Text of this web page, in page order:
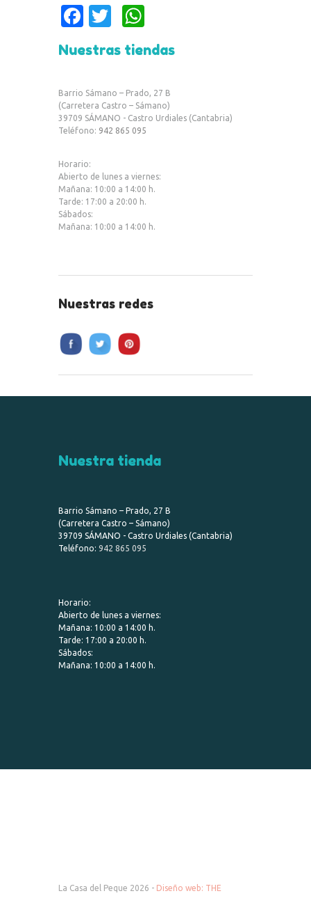
Fa
e
b
o
o
w
it
r
at
A
p
Nuestras tiendas
Barrio Sámano – Prado, 27 B
(Carretera Castro – Sámano)
39709 SÁMANO - Castro Urdiales (Cantabria)
Teléfono: 942 865 095
Horario:
Abierto de lunes a viernes:
Mañana: 10:00 a 14:00 h.
Tarde: 17:00 a 20:00 h.
Sábados:
Mañana: 10:00 a 14:00 h.
Nuestras redes
Nuestra tienda
Barrio Sámano – Prado, 27 B
(Carretera Castro – Sámano)
39709 SÁMANO - Castro Urdiales (Cantabria)
Teléfono: 942 865 095
Horario:
Abierto de lunes a viernes:
Mañana: 10:00 a 14:00 h.
Tarde: 17:00 a 20:00 h.
Sábados:
Mañana: 10:00 a 14:00 h.
La Casa del Peque 2026 - Diseño web: THE